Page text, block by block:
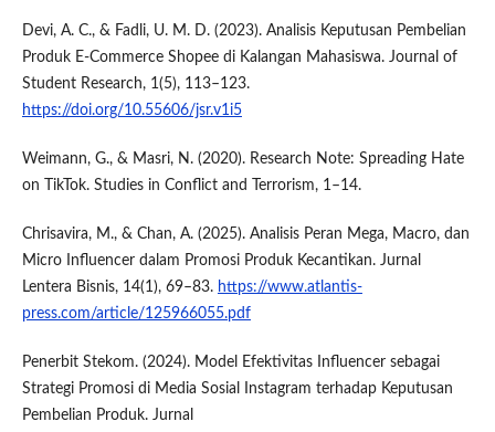
Devi, A. C., & Fadli, U. M. D. (2023). Analisis Keputusan Pembelian
Produk E-Commerce Shopee di Kalangan Mahasiswa. Journal of
Student Research, 1(5), 113–123.
https://doi.org/10.55606/jsr.v1i5
Weimann, G., & Masri, N. (2020). Research Note: Spreading Hate
on TikTok. Studies in Conflict and Terrorism, 1–14.
Chrisavira, M., & Chan, A. (2025). Analisis Peran Mega, Macro, dan
Micro Influencer dalam Promosi Produk Kecantikan. Jurnal
Lentera Bisnis, 14(1), 69–83. https://www.atlantis-
press.com/article/125966055.pdf
Penerbit Stekom. (2024). Model Efektivitas Influencer sebagai
Strategi Promosi di Media Sosial Instagram terhadap Keputusan
Pembelian Produk. Jurnal